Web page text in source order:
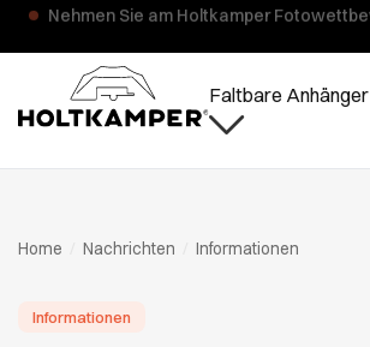
Faltbare Anhänger
Home Nachrichten Informationen
Informationen